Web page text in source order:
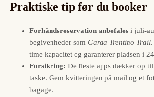
Praktiske tip før du booker
Forhåndsreservation anbefales i juli-
begivenheder som Garda Trentino Trail
time kapacitet og garanterer pladsen i
Forsikring: De fleste apps dækker op
taske. Gem kvitteringen på mail og et
bagage.